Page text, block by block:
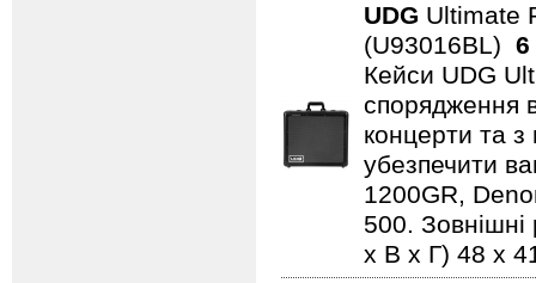
UDG Ultimate
(U93016BL) 6
Кейси UDG
спорядження
концерти та з
убезпечити
1200GR,
500.
x В x Г) 48 x